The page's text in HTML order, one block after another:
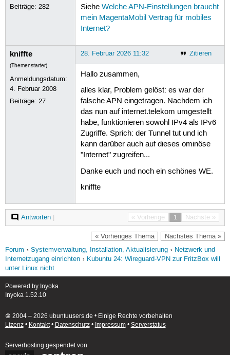
Beiträge:282
Siehe Welche APN-Einstellungen braucht
mein MagentaMobil Vertrag für mobiles
Internet?
kniffte
(Themenstarter)
Anmeldungsdatum:
4. Februar 2008
Beiträge:27
Zitieren
28. Februar 2026 11:32
Hallo zusammen,
alles klar, Problem gelöst: es war der
falsche APN eingetragen. Nachdem ich
das nun auf internet.telekom umgestellt
habe, funktionieren sowohl IPv4 als IPv6
Zugriffe. Sprich: der Tunnel tut und ich
kann darüber auch auf dieses ominöse
"Internet" zugreifen...
Danke euch und noch ein schönes WE.
kniffte
« Vorherige 1 Nächste »
Antworten|
« Vorheriges Thema Nächstes Thema »
Forum Systemverwaltung, Installation, Aktualisierung
Netzwerk und
Internetzugang einrichten
Kubuntu 24: Wireguard-VPN zur FritzBox will
unter Linux nicht
Powered by Inyoka
Inyoka 1.52.10
🄯 2004 – 2026 ubuntuusers.de • Einige Rechte vorbehalten
Lizenz• Kontakt• Datenschutz• Impressum• Serverstatus
Serverhosting gespendet von